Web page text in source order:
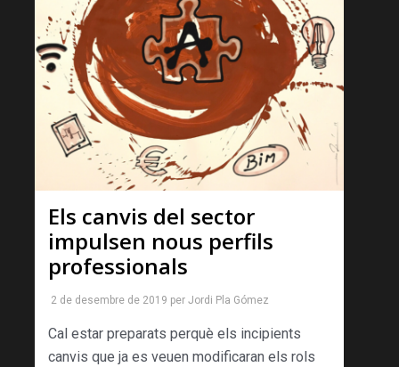
Els canvis del sector
impulsen nous perfils
professionals
2 de desembre de 2019 per Jordi Pla Gómez
Cal estar preparats perquè els incipients
canvis que ja es veuen modificaran els rols